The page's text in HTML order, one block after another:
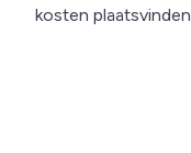
kosten plaatsvinden.